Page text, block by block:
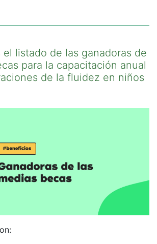
el listado de las ganadoras de
para la capacitación anual
de la fluidez en niños